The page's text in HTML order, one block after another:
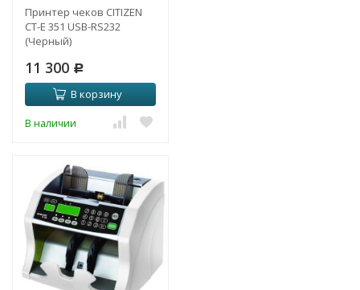
Принтер чеков CITIZEN
CT-E 351 USB-RS232
(Черный)
11 300 Р
В корзину
В наличии